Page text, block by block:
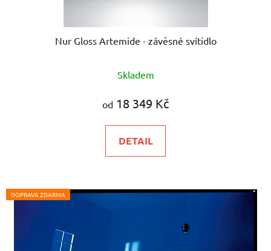
Nur Gloss Artemide - závěsné svítidlo
Skladem
od 18 349 Kč
DETAIL
DOPRAVA ZDARMA